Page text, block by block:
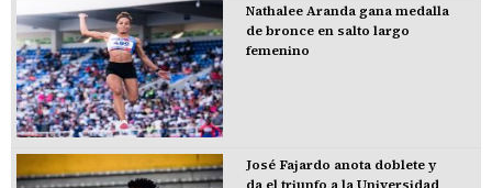
Nathalee Aranda gana medalla
de bronce en salto largo
femenino
José Fajardo anota doblete y